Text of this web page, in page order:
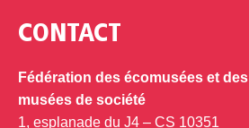
CONTACT
Fédération des écomusées et des
musées de société
1, esplanade du J4 – CS 10351